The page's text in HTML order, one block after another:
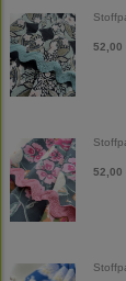
52,00
52,00